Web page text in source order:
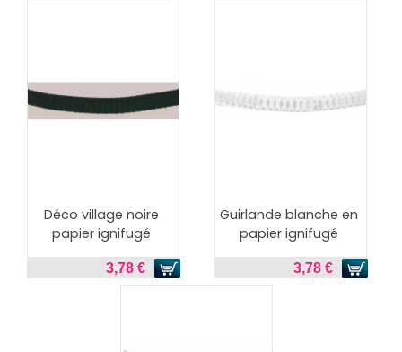
Déco village noire
papier ignifugé
3,78 €
Guirlande blanche en
papier ignifugé
3,78 €